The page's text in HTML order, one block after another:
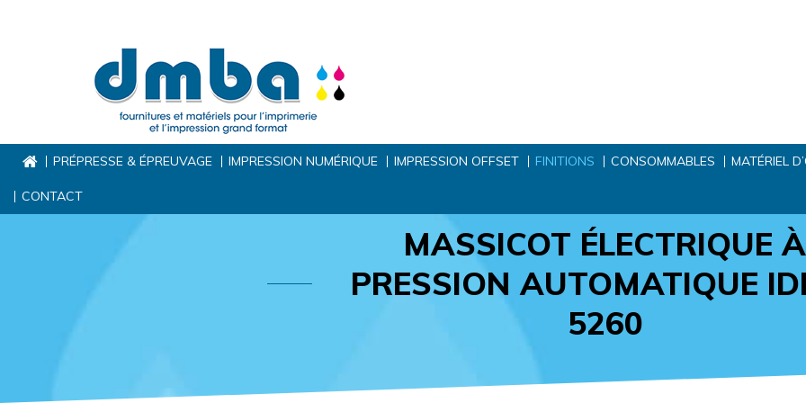
PRÉPRESSE & ÉPREUVAGE IMPRESSION NUMÉRIQUE IMPRESSION OFFSET FINITIONS CONSOMMABLES MATÉRIEL
CONTACT
MASSICOT ÉLECTRIQUE À
PRESSION AUTOMATIQUE
5260